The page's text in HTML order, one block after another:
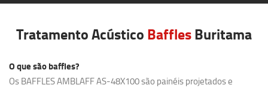
Tratamento Acústico BafflesBuritama
O que são baffles?
Os BAFFLES AMBLAFF AS-48X100 são painéis projetados e